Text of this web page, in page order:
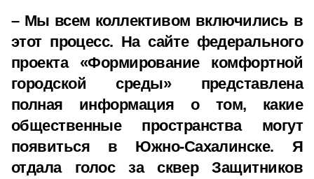
– Мы всем коллективом включились в
этот процесс. На сайте федерального
проекта «Формирование комфортной
городской среды» представлена
полная информация о том, какие
общественные пространства могут
появиться в Южно-Сахалинске. Я
отдала голос за сквер Защитников